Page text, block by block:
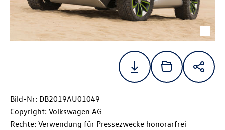
Bild-Nr: DB2019AU01049
Copyright: Volkswagen AG
Rechte: Verwendung für Pressezwecke honorarfrei